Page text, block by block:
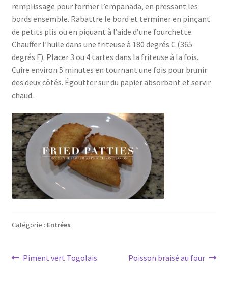
remplissage pour former l’empanada, en pressant les
bords ensemble. Rabattre le bord et terminer en pinçant
de petits plis ou en piquant à l’aide d’une fourchette.
Chauffer l’huile dans une friteuse à 180 degrés C (365
degrés F). Placer 3 ou 4 tartes dans la friteuse à la fois.
Cuire environ 5 minutes en tournant une fois pour brunir
des deux côtés. Égoutter sur du papier absorbant et servir
chaud.
Catégorie : Entrées
Navigation
Article
Piment vert Togolais
Article
Poisson braisé au four